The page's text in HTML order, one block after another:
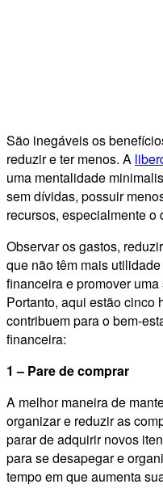
São inegáveis os
reduzir e ter menos. A
uma mentalidade
sem dívidas, possuir
recursos, especialmente o
Observar os gastos,
que não têm mais
financeira e promover
Portanto, aqui estão cinco
contribuem para o bem-
financeira:
1 – Pare de comprar
A melhor maneira de
organizar e reduzir as
parar de adquirir novos
para se desapegar e
tempo em que aumenta